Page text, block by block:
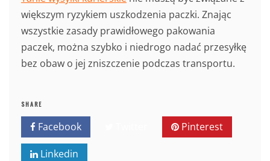
większym ryzykiem uszkodzenia paczki. Znając
wszystkie zasady prawidłowego pakowania
paczek, można szybko i niedrogo nadać przesyłkę
bez obaw o jej zniszczenie podczas transportu.
SHARE
Facebook Pinterest
Linkedin